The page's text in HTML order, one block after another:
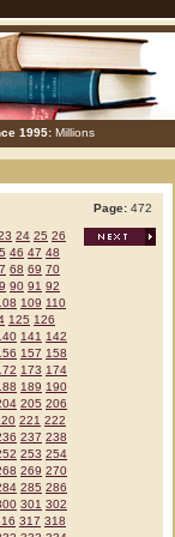
1995: Millions
Page: 472
24 25 26
46 47 48
68 69 70
90 91 92
109 110
125 126
141 142
157 158
173 174
189 190
205 206
221 222
237 238
253 254
269 270
285 286
301 302
317 318